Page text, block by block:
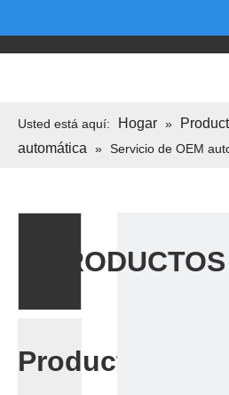
Usted está aquí: Hogar »
automática
» Servicio de OEM
PRODUCTOS
Productos